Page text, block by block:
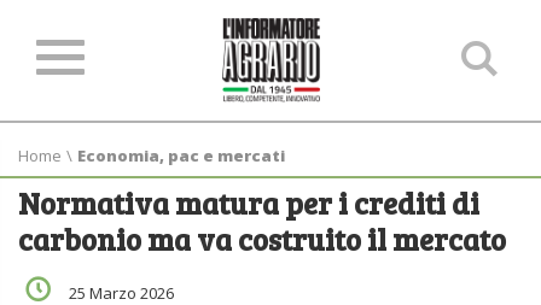
Home \ Economia, pac e mercati
Normativa matura per i crediti di
carbonio ma va costruito il mercato
25 Marzo 2026